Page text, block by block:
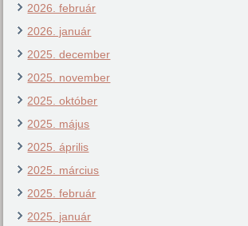
2026. február
2026. január
2025. december
2025. november
2025. október
2025. május
2025. április
2025. március
2025. február
2025. január